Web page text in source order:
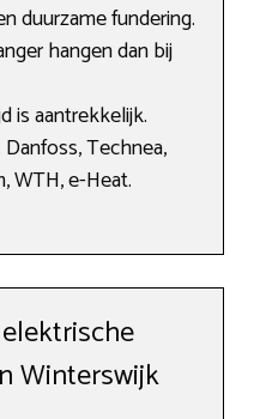
duurzame fundering.
hangen dan bij
is aantrekkelijk.
Technea,
WTH, e-Heat.
Winterswijk